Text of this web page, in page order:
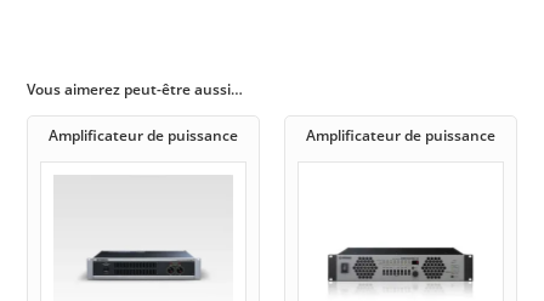
Vous aimerez peut-être aussi…
Amplificateur de puissance Amplificateur de puissance